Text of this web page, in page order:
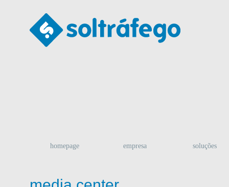
homepage empresa soluções